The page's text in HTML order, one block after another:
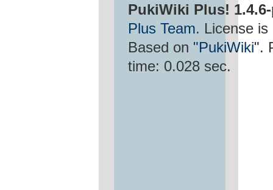
PukiWiki Plus!
Plus Team. License is
Based on "PukiWiki".
time: 0.028 sec.